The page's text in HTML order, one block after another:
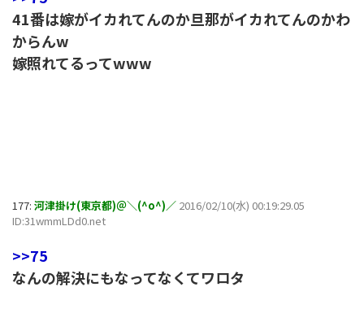
41番は嫁がイカれてんのか旦那がイカれてんのかわ
からんw
嫁照れてるってwww
177: 河津掛け(東京都)＠＼(^o^)／ 2016/02/10(水) 00:19:29.05
ID:31wmmLDd0.net
>>75
なんの解決にもなってなくてワロタ